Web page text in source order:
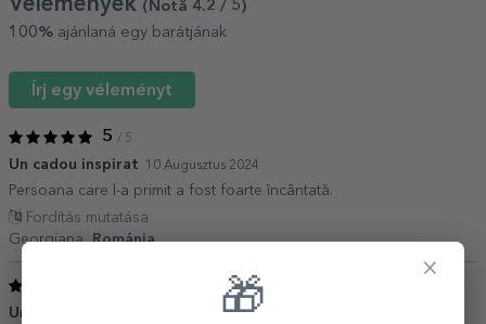
(Notă 4.2 / 5)
100% ajánlaná egy barátjának
Írj egy véleményt
5 / 5
Un cadou inspirat 10 Augusztus 2024
Persoana care l-a primit a fost foarte încântată.
Fordítás mutatása
Georgiana,Románia
Un cadou perfect 05 Február 2022
×
🎁